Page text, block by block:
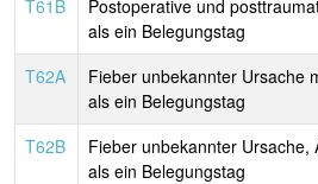
T61B
Postoperative und
als ein Belegungstag
T62A
Fieber unbekannter Ursache
als ein Belegungstag
T62B
Fieber unbekannter Ursache,
als ein Belegungstag